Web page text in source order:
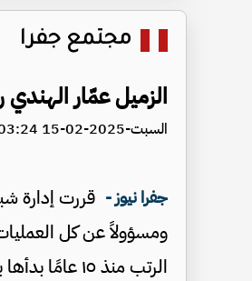
مجتمع جفرا
الزميل عمّار الهندي
السبت-2025-02-15 03:24 pm
جفرا نيوز - قررت إدارة
ومسؤولاً عن كل
الرتب منذ ١٥ عامًا بدأها بمحرر في المقر الرئيسي للقناة عام ٢٠١٠.